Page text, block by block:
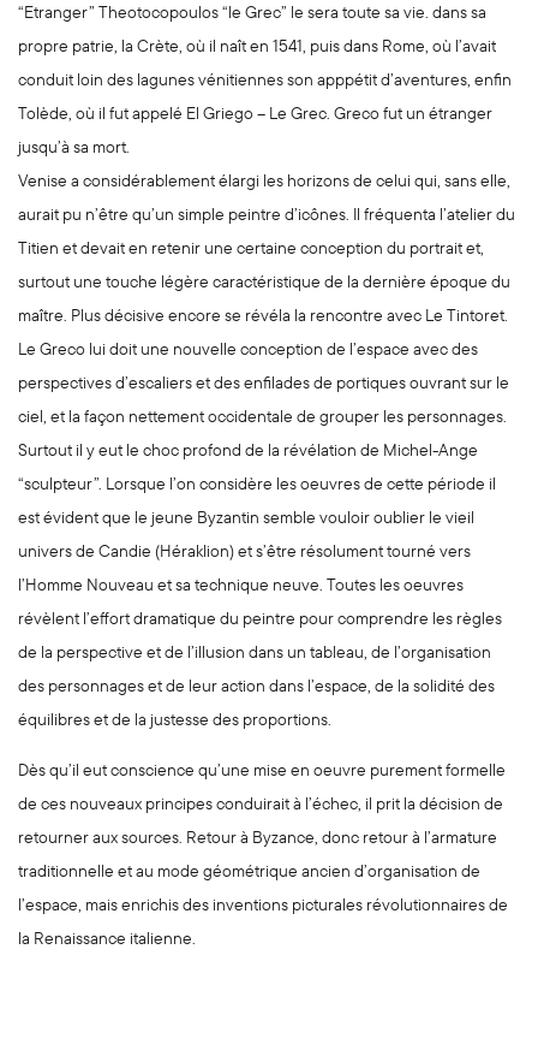
“Etranger” Theotocopoulos “le Grec” le sera toute sa vie. dans sa
propre patrie, la Crète, où il naît en 1541, puis dans Rome, où l’avait
conduit loin des lagunes vénitiennes son apppétit d’aventures, enfin
Tolède, où il fut appelé El Griego – Le Grec. Greco fut un étranger
jusqu’à sa mort.
Venise a considérablement élargi les horizons de celui qui, sans elle,
aurait pu n’être qu’un simple peintre d’icônes. Il fréquenta l’atelier du
Titien et devait en retenir une certaine conception du portrait et,
surtout une touche légère caractéristique de la dernière époque du
maître. Plus décisive encore se révéla la rencontre avec Le Tintoret.
Le Greco lui doit une nouvelle conception de l’espace avec des
perspectives d’escaliers et des enfilades de portiques ouvrant sur le
ciel, et la façon nettement occidentale de grouper les personnages.
Surtout il y eut le choc profond de la révélation de Michel-Ange
“sculpteur”. Lorsque l’on considère les oeuvres de cette période il
est évident que le jeune Byzantin semble vouloir oublier le vieil
univers de Candie (Héraklion) et s’être résolument tourné vers
l’Homme Nouveau et sa technique neuve. Toutes les oeuvres
révèlent l’effort dramatique du peintre pour comprendre les règles
de la perspective et de l’illusion dans un tableau, de l’organisation
des personnages et de leur action dans l’espace, de la solidité des
équilibres et de la justesse des proportions.
Dès qu’il eut conscience qu’une mise en oeuvre purement formelle
de ces nouveaux principes conduirait à l’échec, il prit la décision de
retourner aux sources. Retour à Byzance, donc retour à l’armature
traditionnelle et au mode géométrique ancien d’organisation de
l’espace, mais enrichis des inventions picturales révolutionnaires de
la Renaissance italienne.